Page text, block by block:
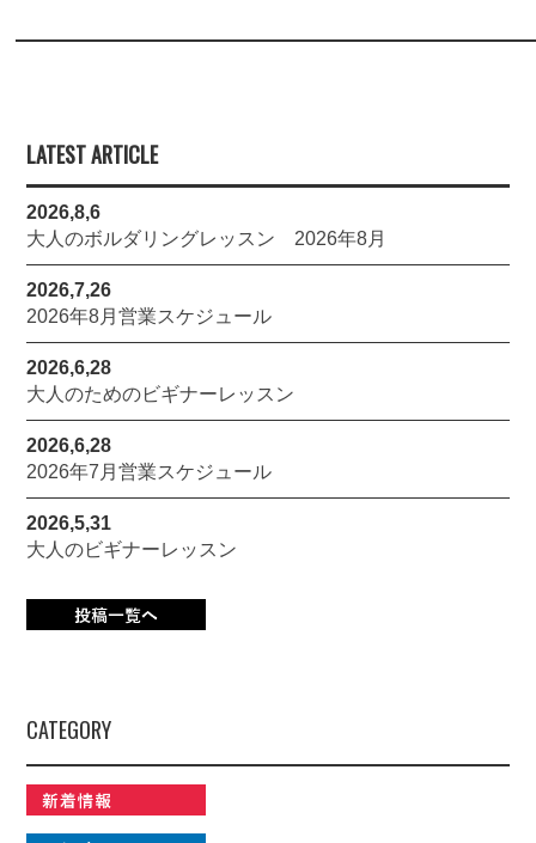
LATEST ARTICLE
2026,8,6
大人のボルダリングレッスン 2026年8月
2026,7,26
2026年8月営業スケジュール
2026,6,28
大人のためのビギナーレッスン
2026,6,28
2026年7月営業スケジュール
2026,5,31
大人のビギナーレッスン
CATEGORY